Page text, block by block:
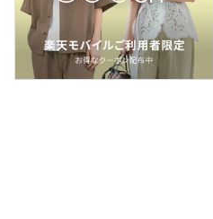
インテリア・生活雑貨
スマホグッズ・オーディ